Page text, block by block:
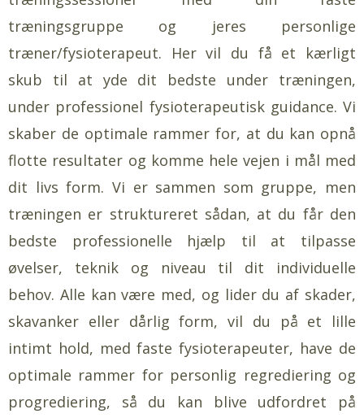
træningsgruppe og jeres personlige
træner/fysioterapeut. Her vil du få et kærligt
skub til at yde dit bedste under træningen,
under professionel fysioterapeutisk guidance. Vi
skaber de optimale rammer for, at du kan opnå
flotte resultater og komme hele vejen i mål med
dit livs form. Vi er sammen som gruppe, men
træningen er struktureret sådan, at du får den
bedste professionelle hjælp til at tilpasse
øvelser, teknik og niveau til dit individuelle
behov. Alle kan være med, og lider du af skader,
skavanker eller dårlig form, vil du på et lille
intimt hold, med faste fysioterapeuter, have de
optimale rammer for personlig regrediering og
progrediering, så du kan blive udfordret på